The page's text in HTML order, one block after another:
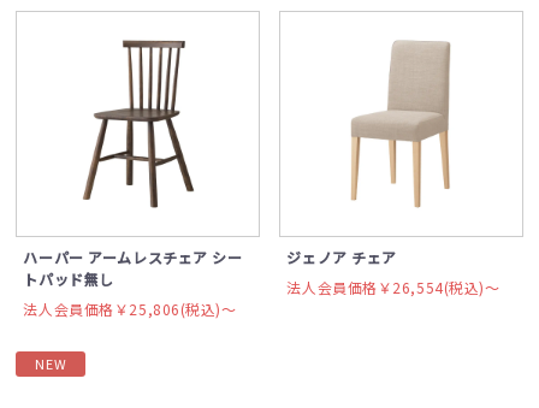
ハーパー アームレスチェア シー
トパッド無し
法人会員価格￥25,806(税込)〜
NEW
ジェノア チェア
法人会員価格￥26,554(税込)〜